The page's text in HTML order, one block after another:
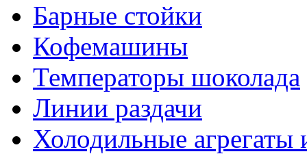
Барные стойки
Кофемашины
Температоры шоколада
Линии раздачи
Холодильные агрегаты